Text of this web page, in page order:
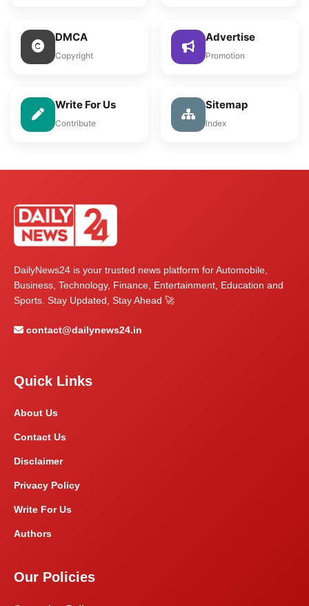
DMCA
Copyright
Advertise
Promotion
Write For Us
Contribute
Sitemap
Index
DailyNews24 is your trusted news platform for Automobile,
Business, Technology, Finance, Entertainment, Education and
Sports. Stay Updated, Stay Ahead 🚀
contact@dailynews24.in
Quick Links
About Us
Contact Us
Disclaimer
Privacy Policy
Write For Us
Authors
Our Policies